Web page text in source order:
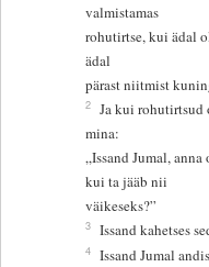
valmistamas
rohutirtse, kui ädal
ädal
pärast niitmist
2 Ja kui rohutirtsud
mina:
„Issand Jumal,
kui ta jääb nii
väikeseks?”
3 Issand kahetses
4 Issand Jumal